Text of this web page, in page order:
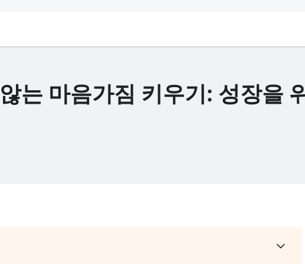
는 마음가짐 키우기: 성장을